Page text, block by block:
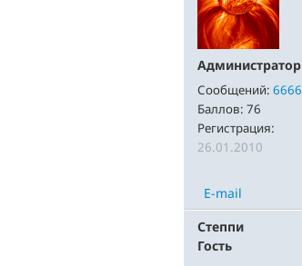
Администратор
Сообщений: 6666
Баллов: 76
Регистрация:
26.01.2010
E-mail
Степпи
Гость